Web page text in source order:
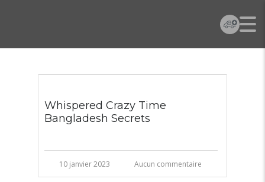
Whispered Crazy Time
Bangladesh Secrets
10 janvier 2023 Aucun commentaire